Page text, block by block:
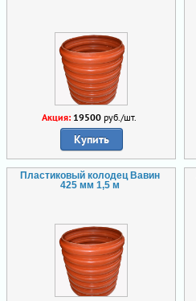
Акция: 19500 руб./шт.
Купить
Пластиковый колодец Вавин
425 мм 1,5 м